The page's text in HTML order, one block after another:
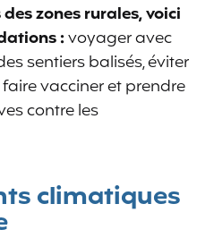
zones rurales, voici
:voyager avec
sentiers balisés, éviter
vacciner et prendre
contre les
climatiques